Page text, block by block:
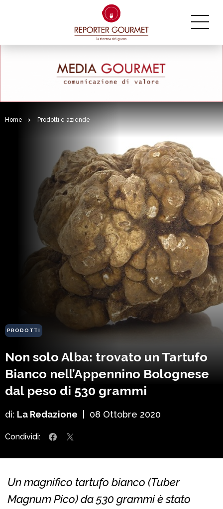
Home > Prodotti e aziende
PRODOTTI
Non solo Alba: trovato un Tartufo
Bianco nell’Appennino Bolognese
dal peso di 530 grammi
di: La Redazione 08 Ottobre 2020
Condividi:
Un magnifico tartufo bianco (Tuber
Magnum Pico) da 530 grammi è stato